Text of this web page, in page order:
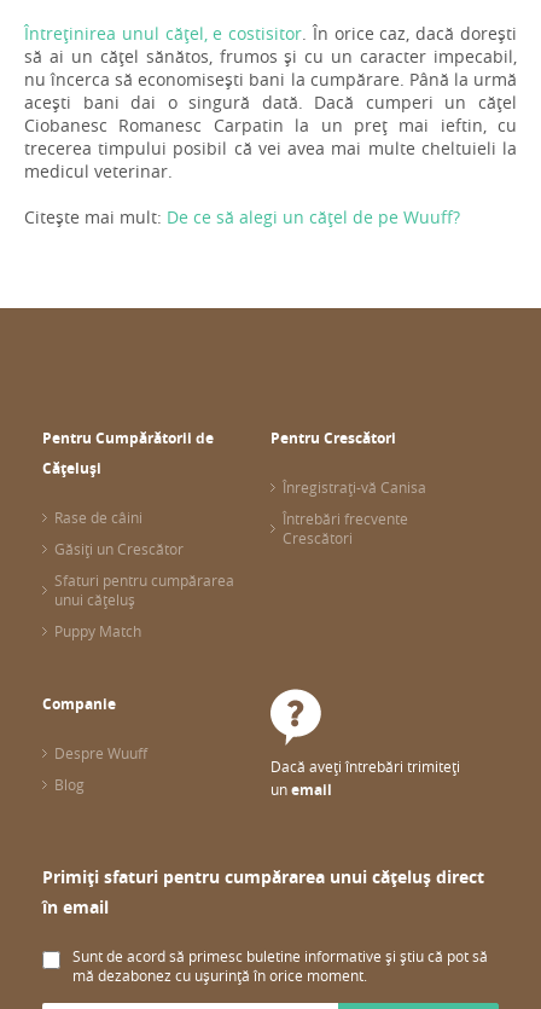
Întreținirea unul cățel, e costisitor. În orice caz, dacă dorești
să ai un cățel sănătos, frumos și cu un caracter impecabil,
nu încerca să economisești bani la cumpărare. Până la urmă
acești bani dai o singură dată. Dacă cumperi un cățel
Ciobanesc Romanesc Carpatin la un preț mai ieftin, cu
trecerea timpului posibil că vei avea mai multe cheltuieli la
medicul veterinar.
Citește mai mult: De ce să alegi un cățel de pe Wuuff?
Pentru Cumpărătorii de
Cățeluși
Rase de câini
Găsiți un Crescător
Sfaturi pentru cumpărarea
unui cățeluș
Puppy Match
Pentru Crescători
Înregistrați-vă Canisa
Întrebări frecvente
Crescători
Companie
Despre Wuuff
Blog
Dacă aveți întrebări trimiteți
unemail
Primiți sfaturi pentru cumpărarea unui cățeluș direct
în email
Sunt de acord să primesc buletine informative și știu că pot să
mă dezabonez cu ușurință în orice moment.